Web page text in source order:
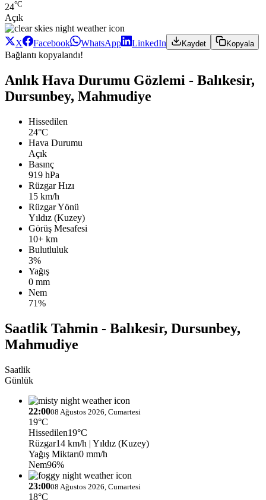
24°C
Açık
X Facebook WhatsApp LinkedIn Kaydet Kopyala
Bağlantı kopyalandı!
Anlık Hava Durumu Gözlemi - Balıkesir,
Dursunbey, Mahmudiye
Hissedilen
24°C
Hava Durumu
Açık
Basınç
919 hPa
Rüzgar Hızı
15 km/h
Rüzgar Yönü
Yıldız (Kuzey)
Görüş Mesafesi
10+ km
Bulutluluk
3%
Yağış
0 mm
Nem
71%
Saatlik Tahmin - Balıkesir, Dursunbey,
Mahmudiye
Saatlik
Günlük
22:0008 Ağustos 2026, Cumartesi
19°C
Hissedilen19°C
Rüzgar14 km/h | Yıldız (Kuzey)
Yağış Miktarı0 mm/h
Nem96%
23:0008 Ağustos 2026, Cumartesi
18°C